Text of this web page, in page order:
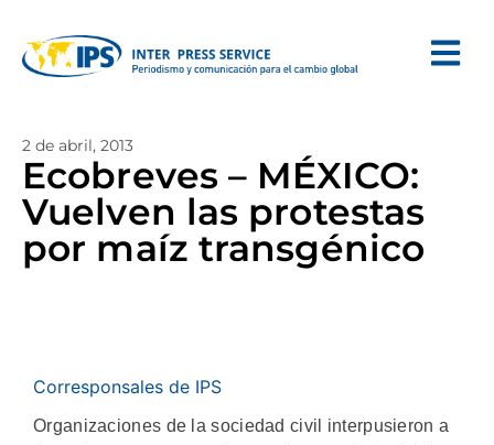
2 de abril, 2013
Ecobreves – MÉXICO:
Vuelven las protestas
por maíz transgénico
Corresponsales de IPS
Organizaciones de la sociedad civil interpusieron a